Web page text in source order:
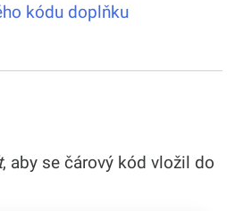
kódu doplňku
, aby se čárový kód vložil do